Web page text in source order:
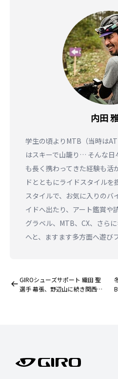
内田
学生の頃よりMTB（当時は
はスキーで山籠り… そんな日
も長く携わってきた経験も活
ドとともにライドスタイルを
スタイルで、お気に入りのバ
イドへ出たり、アート鑑賞や
グラベル、MTB、CX、さら
へと、ますます多方面へ遊び
GIROシューズサポート 織田 聖
選手 幕張、野辺山に続き関西シ